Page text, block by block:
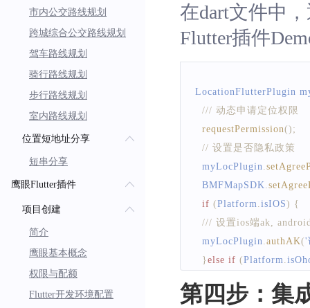
市内公交路线规划
跨城综合公交路线规划
驾车路线规划
骑行路线规划
步行路线规划
室内路线规划
位置短地址分享
短串分享
鹰眼Flutter插件
项目创建
简介
鹰眼基本概念
权限与配额
Flutter开发环境配置
在dart文件中
Flutter插件
LocationFlutterPlugin
/// 动态申请定位权限
requestPermission() ;
// 设置是否隐私政策
  myLocPlugin
BMFMapSDK
if (Platform isIOS) {
/// 设置ios端ak,
  myLocPlugin
authAK('
}else if (Platform
  myLocPlugin
authAK( '
第四步：集